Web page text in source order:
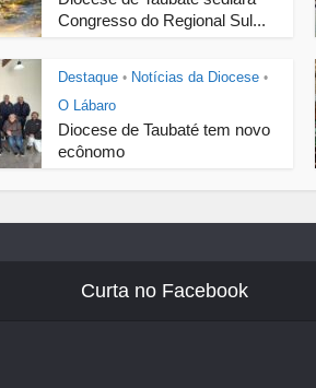
Congresso do Regional Sul...
Destaque • Notícias da Diocese •
O Lábaro
Diocese de Taubaté tem novo
ecônomo
Curta no Facebook